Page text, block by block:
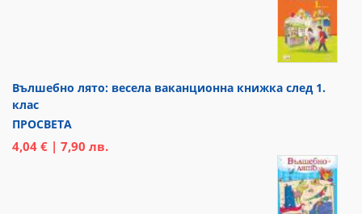
Вълшебно лято: весела ваканционна книжка след 1.
клас
ПРОСВЕТА
4,04 € | 7,90 лв.